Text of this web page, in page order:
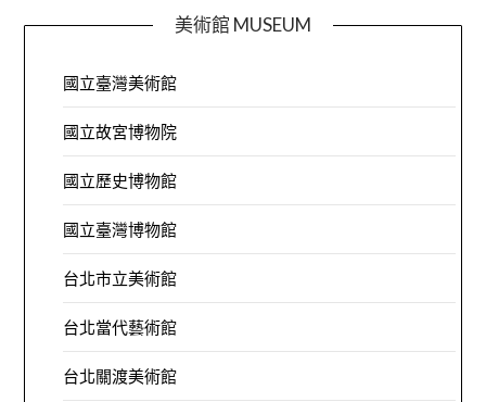
美術館 MUSEUM
國立臺灣美術館
國立故宮博物院
國立歷史博物館
國立臺灣博物館
台北市立美術館
台北當代藝術館
台北關渡美術館